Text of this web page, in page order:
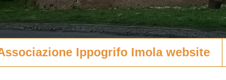
Ippogrifo Imola website